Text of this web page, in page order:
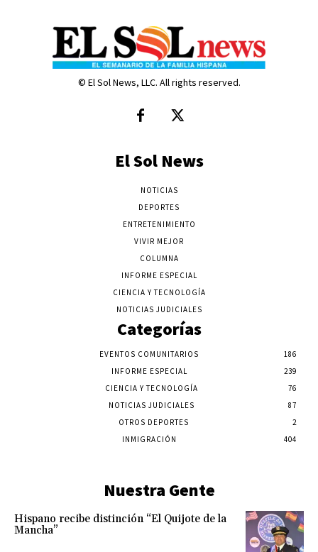
© El Sol News, LLC. All rights reserved.
El Sol News
NOTICIAS
DEPORTES
ENTRETENIMIENTO
VIVIR MEJOR
COLUMNA
INFORME ESPECIAL
CIENCIA Y TECNOLOGÍA
NOTICIAS JUDICIALES
Categorías
EVENTOS COMUNITARIOS
186
INFORME ESPECIAL
239
CIENCIA Y TECNOLOGÍA
76
NOTICIAS JUDICIALES
87
OTROS DEPORTES
2
INMIGRACIÓN
404
Nuestra Gente
Hispano recibe distinción “El Quijote de la
Mancha”